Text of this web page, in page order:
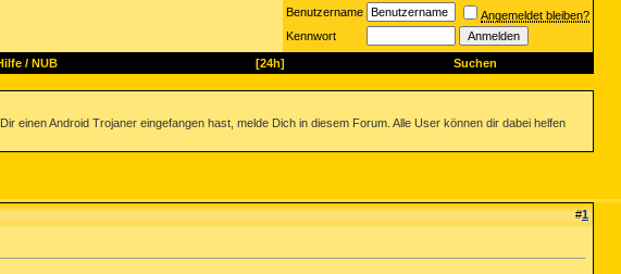
Benutzername
Angemeldet bleiben?
Kennwort
/ NUB [24h] Suchen
einen Android Trojaner eingefangen hast, melde Dich in diesem Forum. Alle User können dir dabei helfen
#1